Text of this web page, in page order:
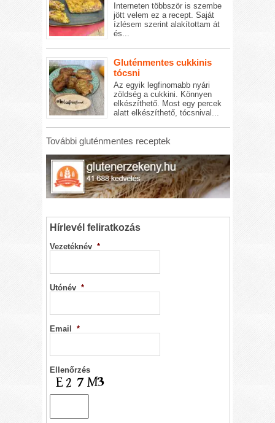
Interneten többször is szembe
jött velem ez a recept. Saját
ízlésem szerint alakítottam át
és...
Gluténmentes cukkinis
tócsni
Az egyik legfinomabb nyári
zöldség a cukkini. Könnyen
elkészíthető. Most egy percek
alatt elkészíthető, tócsnival...
További gluténmentes receptek
Hírlevél feliratkozás
Vezetéknév *
Utónév *
Email *
Ellenőrzés